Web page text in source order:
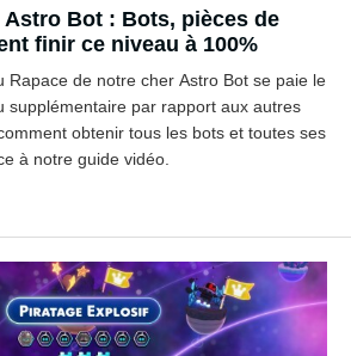
Bot : Bots, pièces de
finir ce niveau à 100%
Rapace de notre cher Astro Bot se paie le
supplémentaire par rapport aux autres
obtenir tous les bots et toutes ses
à notre guide vidéo.